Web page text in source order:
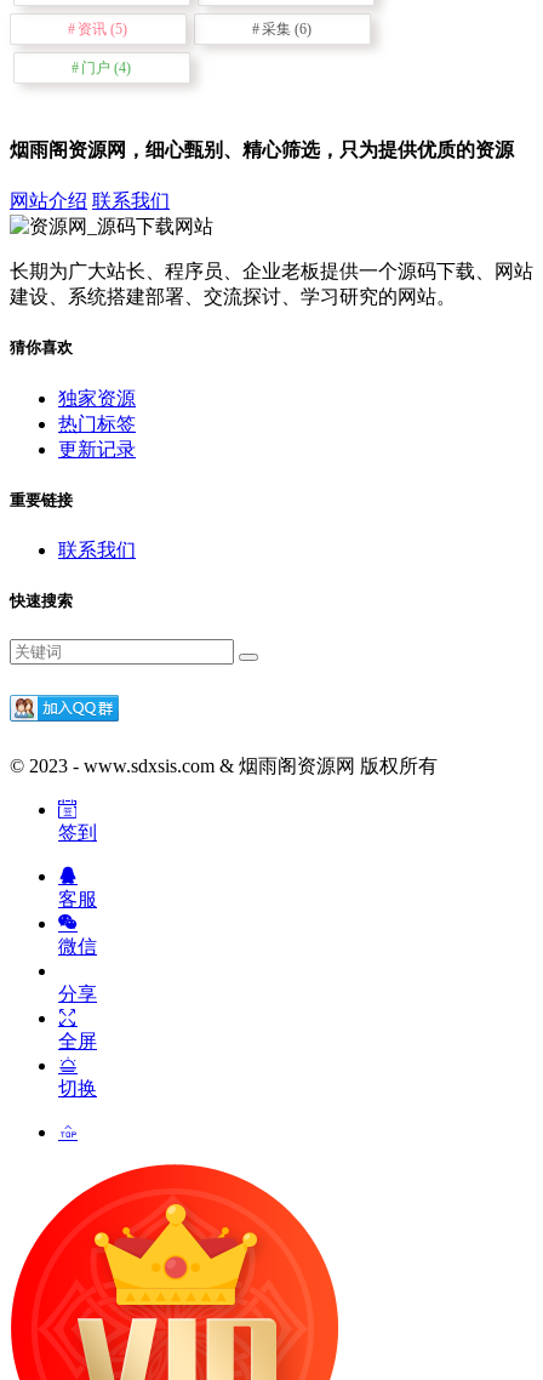
资讯 (5) 采集 (6)
门户 (4)
烟雨阁资源网，细心甄别、精心筛选，只为提供优质的资源
网站介绍 联系我们
长期为广大站长、程序员、企业老板提供一个源码下载、网站
建设、系统搭建部署、交流探讨、学习研究的网站。
猜你喜欢
独家资源
热门标签
更新记录
重要链接
联系我们
快速搜索
© 2023 - www.sdxsis.com & 烟雨阁资源网 版权所有
签到
客服
微信
分享
全屏
切换